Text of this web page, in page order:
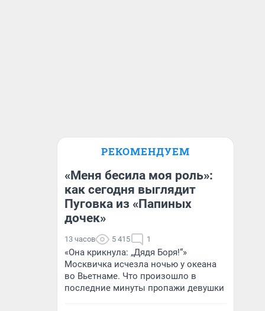
РЕКОМЕНДУЕМ
«Меня бесила моя роль»:
как сегодня выглядит
Пуговка из «Папиных
дочек»
13 часов 5 415 1
«Она крикнула: „Дядя Боря!“»
Москвичка исчезла ночью у океана
во Вьетнаме. Что произошло в
последние минуты пропажи девушки